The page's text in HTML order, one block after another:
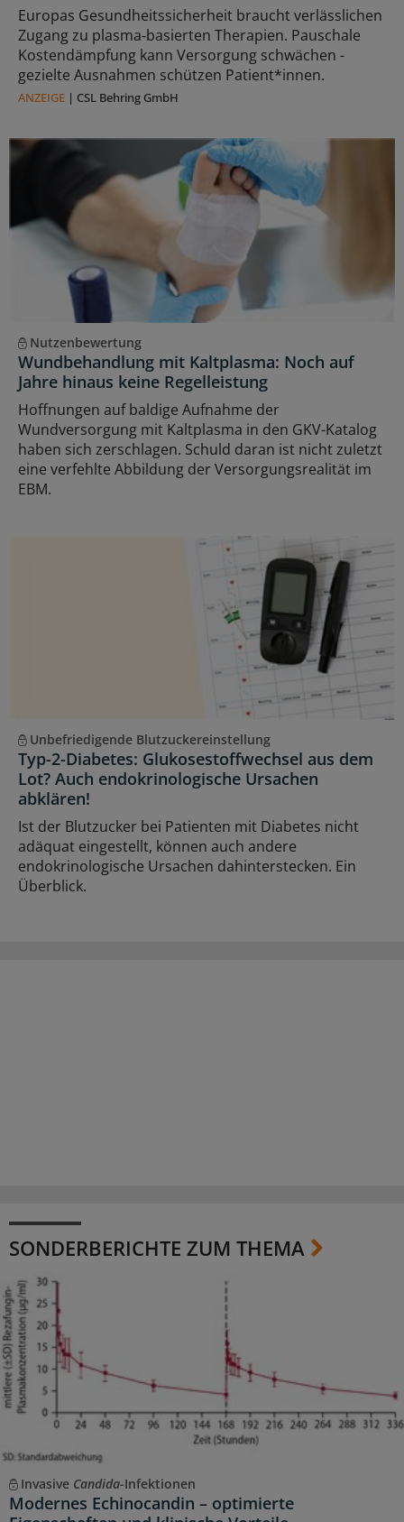
Europas Gesundheitssicherheit braucht verlässlichen
Zugang zu plasma‑basierten Therapien. Pauschale
Kostendämpfung kann Versorgung schwächen -
gezielte Ausnahmen schützen Patient*innen.
ANZEIGE | CSL Behring GmbH
Nutzenbewertung
Wundbehandlung mit Kaltplasma: Noch auf
Jahre hinaus keine Regelleistung
Hoffnungen auf baldige Aufnahme der
Wundversorgung mit Kaltplasma in den GKV-Katalog
haben sich zerschlagen. Schuld daran ist nicht zuletzt
eine verfehlte Abbildung der Versorgungsrealität im
EBM.
Unbefriedigende Blutzuckereinstellung
Typ-2-Diabetes: Glukosestoffwechsel aus dem
Lot? Auch endokrinologische Ursachen
abklären!
Ist der Blutzucker bei Patienten mit Diabetes nicht
adäquat eingestellt, können auch andere
endokrinologische Ursachen dahinterstecken. Ein
Überblick.
SONDERBERICHTE ZUM THEMA
Invasive Candida-Infektionen
Modernes Echinocandin – optimierte